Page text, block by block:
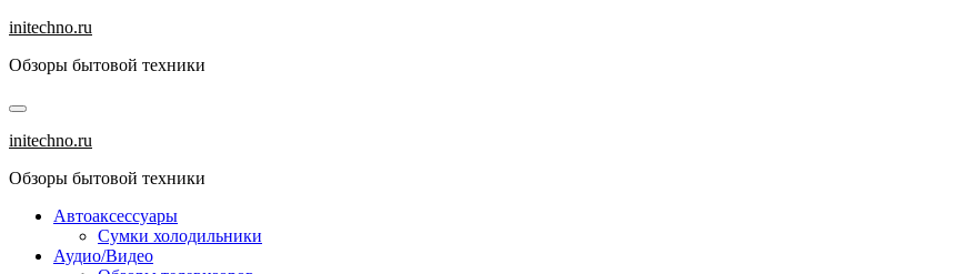
Перейти
содержанию
initechno.ru
Обзоры бытовой техники
initechno.ru
Обзоры бытовой техники
Автоаксессуары
Сумки холодильники
Аудио/Видео